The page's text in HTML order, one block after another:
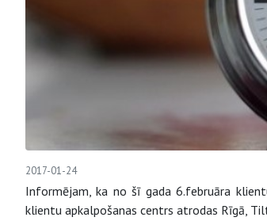
2017-01-24
Informējam, ka no šī gada 6.februāra
klientu apkalpošanas centrs atrodas Rīgā,